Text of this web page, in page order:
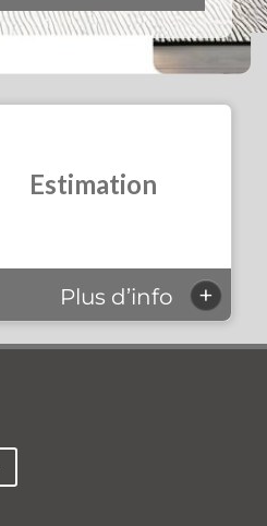
Estimation
Plus d’info +